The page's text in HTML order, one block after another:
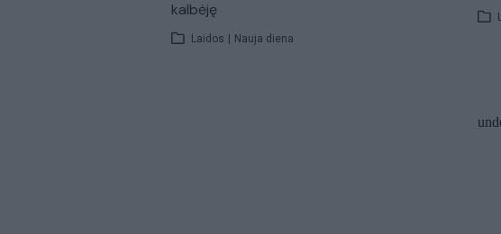
kalbėję
Laidos | Nauja diena